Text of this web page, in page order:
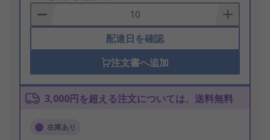
Basket
配達日を確認
注文書へ追加
3,000円を超える注文については、送料無料
在庫あり